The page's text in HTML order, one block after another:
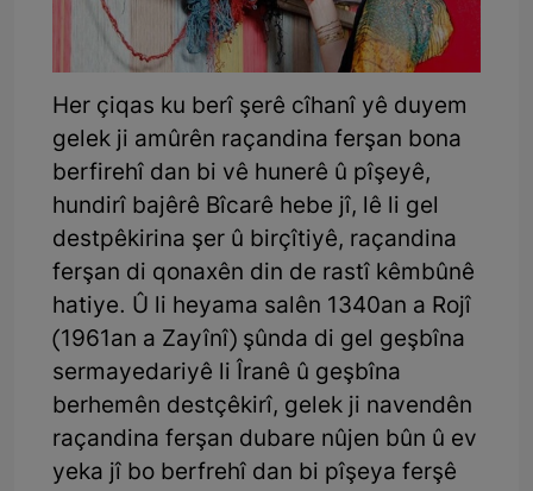
Her çiqas ku berî şerê cîhanî yê duyem
gelek ji amûrên raçandina ferşan bona
berfirehî dan bi vê hunerê û pîşeyê,
hundirî bajêrê Bîcarê hebe jî, lê li gel
destpêkirina şer û birçîtiyê, raçandina
ferşan di qonaxên din de rastî kêmbûnê
hatiye. Û li heyama salên 1340an a Rojî
(1961an a Zayînî) şûnda di gel geşbîna
sermayedariyê li Îranê û geşbîna
berhemên destçêkirî, gelek ji navendên
raçandina ferşan dubare nûjen bûn û ev
yeka jî bo berfrehî dan bi pîşeya ferşê